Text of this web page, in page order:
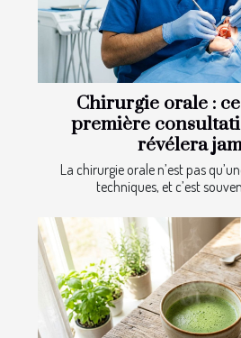
Chirurgie orale :
première
révélera
La chirurgie orale n’est pas
techniques, et c’est